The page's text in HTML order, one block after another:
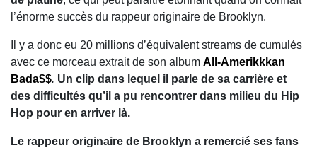
l’énorme succès du rappeur originaire de Brooklyn.
Il y a donc eu 20 millions d’équivalent streams de cumulés
avec ce morceau extrait de son album All-Amerikkkan
Bada$$. Un clip dans lequel il parle de sa carrière et
des difficultés qu’il a pu rencontrer dans milieu du Hip
Hop pour en arriver là.
Le rappeur originaire de Brooklyn a remercié ses fans